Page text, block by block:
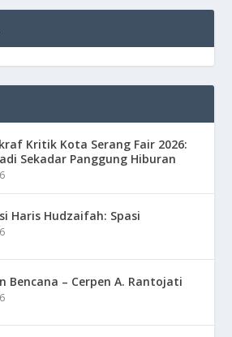
Kritik Kota Serang Fair 2026:
Sekadar Panggung Hiburan
Haris Hudzaifah: Spasi
Bencana – Cerpen A. Rantojati